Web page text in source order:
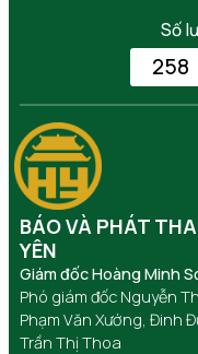
Số
258
BÁO VÀ PHÁT
YÊN
Giám đốc Hoàng Minh
Phó giám đốc Nguyễn
Phạm Văn Xướng, Đinh
Trần Thị Thoa